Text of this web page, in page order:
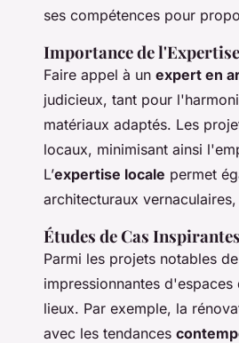
ses compétences pour
Importance de
Faire appel à un expert en
judicieux, tant pour
matériaux adaptés. Les
locaux, minimisant ainsi
L’expertise locale permet
architecturaux
Études de Cas Inspirantes
Parmi les projets notables
impressionnantes
lieux. Par exemple, la
avec les tendances